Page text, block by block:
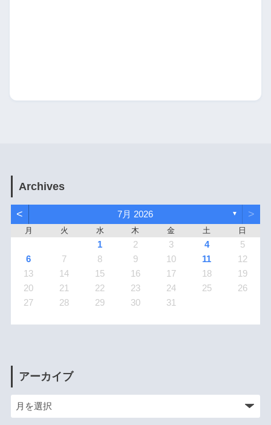
Archives
< 7月 2026 ▼ >
月 火 水 木 金 土 日
1 2 3 4
5
6
7 8 9 10 11
12
13
14 15 16 17 18
19
20
21 22 23 24 25
26
27
28 29 30 31
アーカイブ